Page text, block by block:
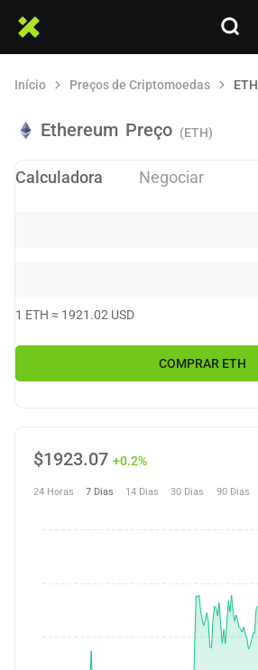
Início Preços de Criptomoedas ETH
Ethereum Preço (ETH)
Calculadora Negociar
1 ETH ≈ 1921.02 USD
COMPRAR ETH
$1923.07 +0.2%
24 Horas 7 Dias 14 Dias 30 Dias 90 Dias